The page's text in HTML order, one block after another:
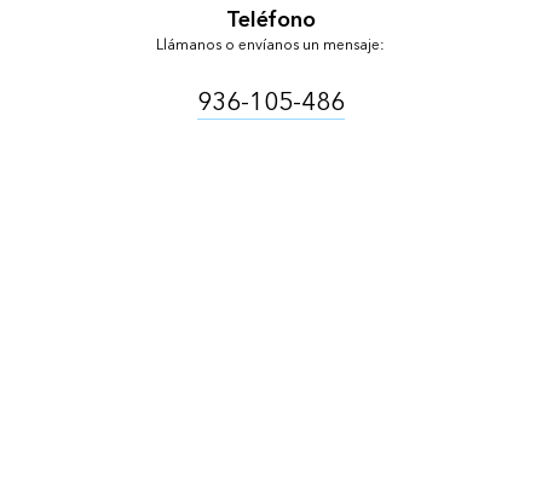
Teléfono
Llámanos o envíanos un mensaje:
936-105-486